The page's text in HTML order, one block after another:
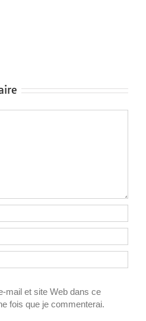
mail et site Web dans ce
fois que je commenterai.